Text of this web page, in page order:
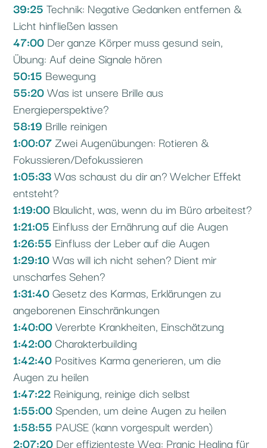
39:25 Technik: Negative Gedanken entfernen &
Licht hinfließen lassen
47:00 Der ganze Körper muss gesund sein,
Übung: Auf deine Signale hören
50:15 Bewegung
55:20Was ist unsere Brille aus
Energieperspektive?
58:19 Brille reinigen
1:00:07Zwei Augenübungen: Rotieren &
Fokussieren/Defokussieren
1:05:33Was schaust du dir an? Welcher Effekt
entsteht?
1:19:00 Blaulicht, was, wenn du im Büro arbeitest?
1:21:05 Einfluss der Ernährung auf die Augen
1:26:55 Einfluss der Leber auf die Augen
1:29:10Was will ich nicht sehen? Dient mir
unscharfes Sehen?
1:31:40Gesetz des Karmas, Erklärungen zu
angeborenen Einschränkungen
1:40:00Vererbte Krankheiten, Einschätzung
1:42:00Charakterbuilding
1:42:40 Positives Karma generieren, um die
Augen zu heilen
1:47:22 Reinigung, reinige dich selbst
1:55:00Spenden, um deine Augen zu heilen
1:58:55 PAUSE (kann vorgespult werden)
2:07:20 Der effizienteste Weg: Pranic Healing für